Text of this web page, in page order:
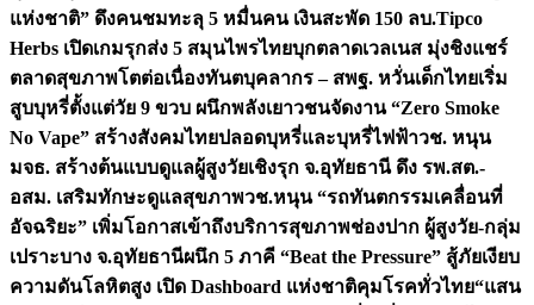
แห่งชาติ” ดึงคนชมทะลุ 5 หมื่นคน เงินสะพัด 150 ลบ.Tipco
Herbs เปิดเกมรุกส่ง 5 สมุนไพรไทยบุกตลาดเวลเนส มุ่งชิงแชร์
ตลาดสุขภาพโตต่อเนื่องทันตบุคลากร – สพฐ. หวั่นเด็กไทยเริ่ม
สูบบุหรี่ตั้งแต่วัย 9 ขวบ ผนึกพลังเยาวชนจัดงาน “Zero Smoke
No Vape” สร้างสังคมไทยปลอดบุหรี่และบุหรี่ไฟฟ้าวช. หนุน
มจธ. สร้างต้นแบบดูแลผู้สูงวัยเชิงรุก จ.อุทัยธานี ดึง รพ.สต.-
อสม. เสริมทักษะดูแลสุขภาพวช.หนุน “รถทันตกรรมเคลื่อนที่
อัจฉริยะ” เพิ่มโอกาสเข้าถึงบริการสุขภาพช่องปาก ผู้สูงวัย-กลุ่ม
เปราะบาง จ.อุทัยธานีผนึก 5 ภาคี “Beat the Pressure” สู้ภัยเงียบ
ความดันโลหิตสูง เปิด Dashboard แห่งชาติคุมโรคทั่วไทย“แสน